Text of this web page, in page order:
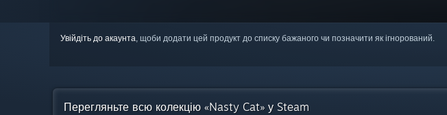
Увійдіть до акаунта, щоби додати цей продукт до списку бажаного чи позначити як ігнорований.
Перегляньте всю колекцію «Nasty Cat» у Steam